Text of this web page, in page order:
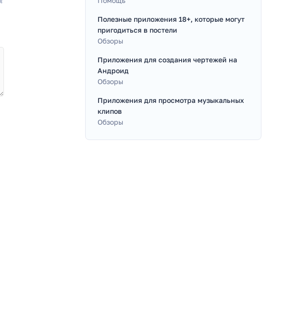
Полезные приложения 18+, которые могут
пригодиться в постели
Обзоры
Приложения для создания чертежей на
Андроид
Обзоры
Приложения для просмотра музыкальных
клипов
Обзоры